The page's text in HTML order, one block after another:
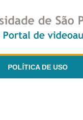
POLÍTICA DE USO